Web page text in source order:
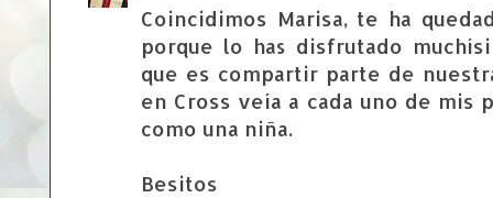
Coincidimos Marisa, te ha
porque lo has disfrutado
que es compartir parte de
en Cross veía a cada uno de mis
como una niña.
Besitos